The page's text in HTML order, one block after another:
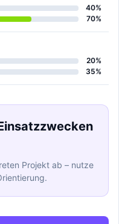
40%
70%
20%
35%
Projekt ab – nutze